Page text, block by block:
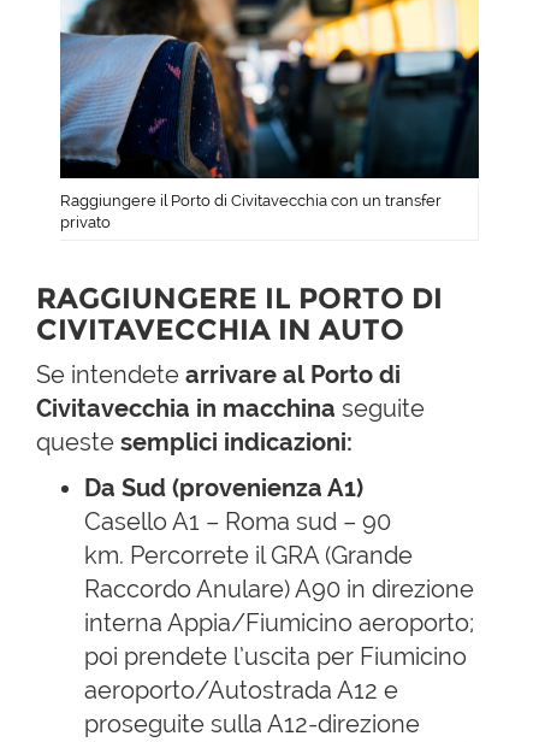
Raggiungere il Porto di Civitavecchia con un transfer
privato
RAGGIUNGERE IL PORTO DI
CIVITAVECCHIA IN AUTO
Se intendete arrivare al Porto di
Civitavecchia in macchina seguite
queste semplici indicazioni:
Da Sud (provenienza A1)
Casello A1 – Roma sud – 90
km. Percorrete il GRA (Grande
Raccordo Anulare) A90 in direzione
interna Appia/Fiumicino aeroporto;
poi prendete l’uscita per Fiumicino
aeroporto/Autostrada A12 e
proseguite sulla A12-direzione